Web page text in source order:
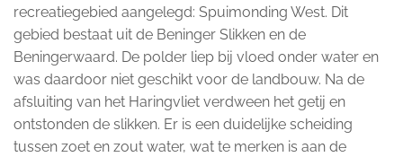
recreatiegebied aangelegd: Spuimonding West. Dit
gebied bestaat uit de Beninger Slikken en de
Beningerwaard. De polder liep bij vloed onder water en
was daardoor niet geschikt voor de landbouw. Na de
afsluiting van het Haringvliet verdween het getij en
ontstonden de slikken. Er is een duidelijke scheiding
tussen zoet en zout water, wat te merken is aan de